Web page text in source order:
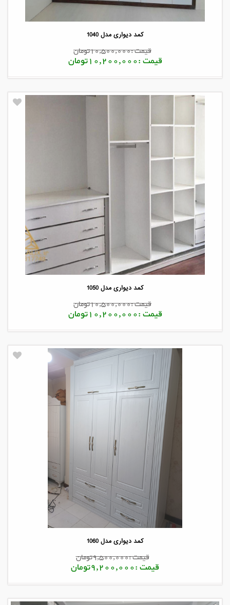
کمد دیواری مدل 1040
قیمت :10,500,000تومان
قیمت :10,200,000تومان
کمد دیواری مدل 1050
قیمت :10,500,000تومان
قیمت :10,200,000تومان
کمد دیواری مدل 1060
قیمت :9,500,000تومان
قیمت :9,200,000تومان